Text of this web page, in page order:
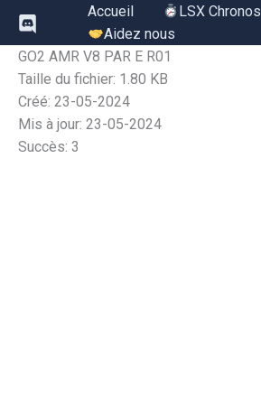
Aller
contenu
Accueil LSX Chronos
Aidez nous
GO2 AMR V8 PAR E R01
Taille du fichier: 1.80 KB
Créé: 23-05-2024
Mis à jour: 23-05-2024
Succès: 3